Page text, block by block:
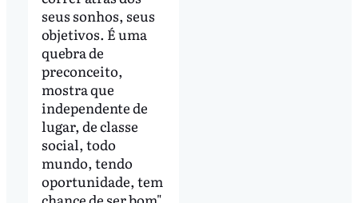
seus sonhos, seus
objetivos. É uma
quebra de
preconceito,
mostra que
independente de
lugar, de classe
social, todo
mundo, tendo
oportunidade, tem